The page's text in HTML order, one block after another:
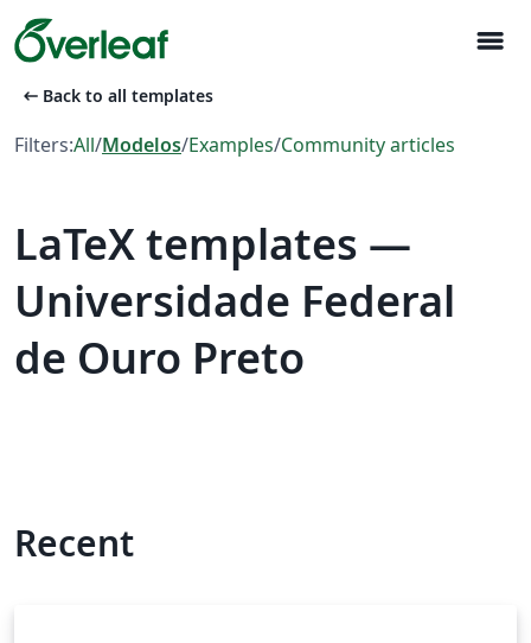
menu
arrow_left_alt Back to all templates
Filters:All/Modelos/Examples/Community articles
LaTeX templates —
Universidade Federal
de Ouro Preto
Recent